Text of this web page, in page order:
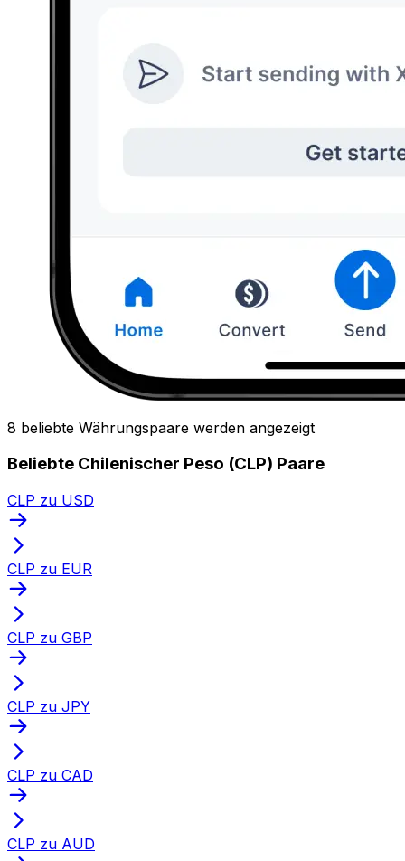
8 beliebte Währungspaare werden angezeigt
Beliebte Chilenischer Peso (CLP) Paare
CLP zu USD
CLP zu EUR
CLP zu GBP
CLP zu JPY
CLP zu CAD
CLP zu AUD